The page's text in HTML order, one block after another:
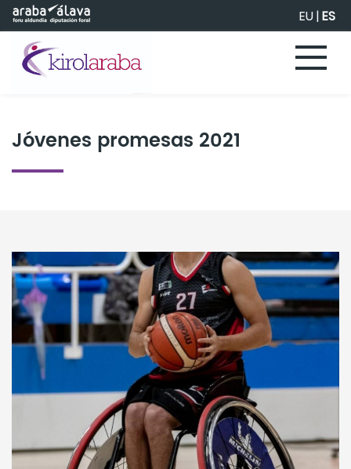
Saltar al contenido principal EU|ES
Jóvenes promesas 2021